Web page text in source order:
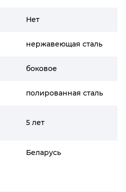
Нет
нержавеющая сталь
боковое
полированная сталь
5 лет
Беларусь